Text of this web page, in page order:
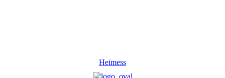
Heimess